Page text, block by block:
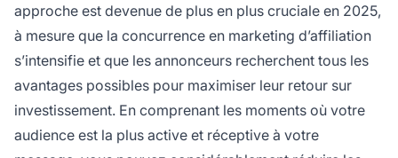
approche est devenue de plus en plus cruciale en 2025,
à mesure que la concurrence en marketing d’affiliation
s’intensifie et que les annonceurs recherchent tous les
avantages possibles pour maximiser leur retour sur
investissement. En comprenant les moments où votre
audience est la plus active et réceptive à votre